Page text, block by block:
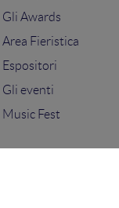
Gli Awards
Area Fieristica
Espositori
Gli eventi
Music Fest